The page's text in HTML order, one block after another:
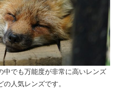
中でも万能度が非常に高いレンズ
人気レンズです。